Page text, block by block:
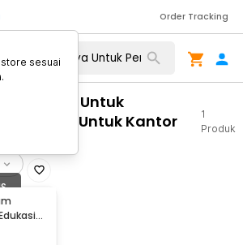
Order Tracking
Biaya Untuk
Kaca Untuk Kantor
1
Produk
sesuai